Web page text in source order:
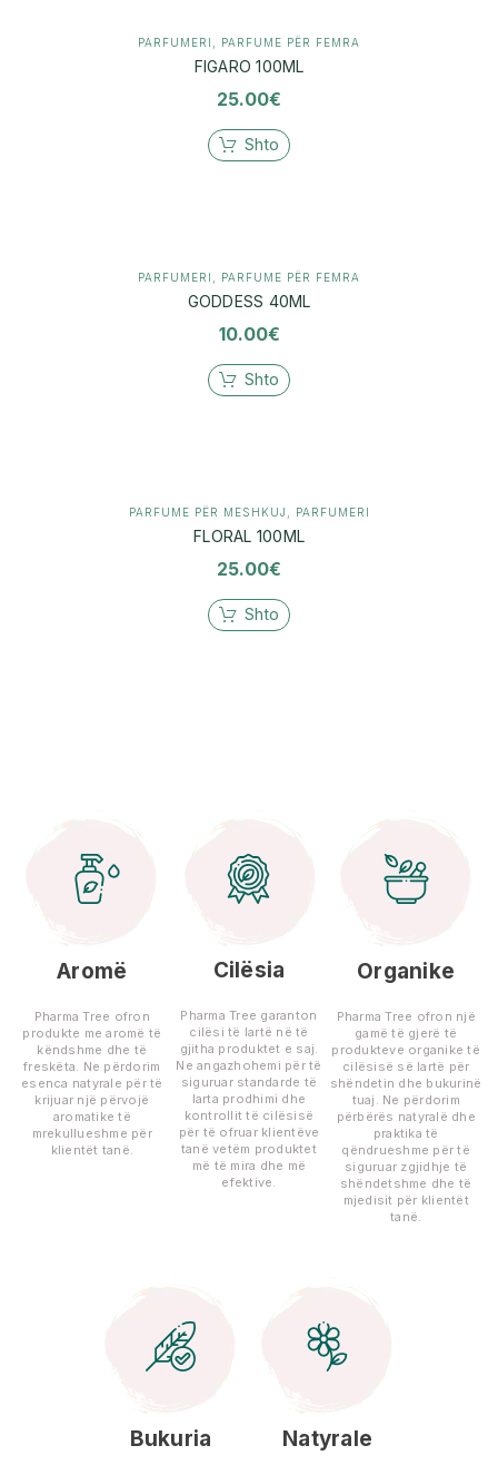
PARFUMERI PARFUME PËR FEMRA
FIGARO 100ML
25.00€
Shto
PARFUMERI PARFUME PËR FEMRA
GODDESS 40ML
10.00€
Shto
PARFUME PËR MESHKUJ PARFUMERI
FLORAL 100ML
25.00€
Shto
Aromë
Pharma Tree ofron
produkte me aromë të
këndshme dhe të
freskëta. Ne përdorim
esenca natyrale për të
krijuar një përvojë
aromatike të
mrekullueshme për
klientët tanë.
Cilësia
Pharma Tree garanton
cilësi të lartë në të
gjitha produktet e saj.
Ne angazhohemi për të
siguruar standarde të
larta prodhimi dhe
kontrollit të cilësisë
për të ofruar klientëve
tanë vetëm produktet
më të mira dhe më
efektive.
Organike
Pharma Tree ofron një
gamë të gjerë të
produkteve organike të
cilësisë së lartë për
shëndetin dhe bukurinë
tuaj. Ne përdorim
përbërës natyralë dhe
praktika të
qëndrueshme për të
siguruar zgjidhje të
shëndetshme dhe të
mjedisit për klientët
tanë.
Bukuria Natyrale